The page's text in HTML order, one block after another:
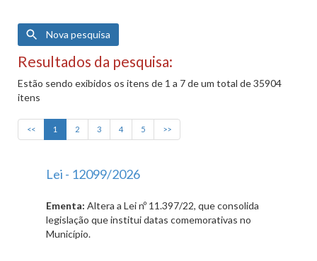
Nova pesquisa
Resultados da pesquisa:
Estão sendo exibidos os itens de 1 a 7 de um total de 35904
itens
<< 1 2 3 4 5 >>
Lei - 12099/2026
Ementa: Altera a Lei nº 11.397/22, que consolida
legislação que institui datas comemorativas no
Município.